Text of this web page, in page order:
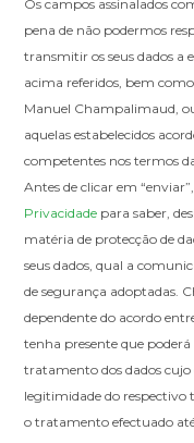
Os campos assinalados
pena de não podermos
transmitir os seus dados a
acima referidos, bem
Manuel Champalimaud,
aquelas estabelecidos
competentes nos termos
Antes de clicar em
Privacidade para saber,
matéria de protecção de
seus dados, qual a
de segurança adoptadas.
dependente do acordo
tenha presente que
tratamento dos dados
legitimidade do
o tratamento efectuado